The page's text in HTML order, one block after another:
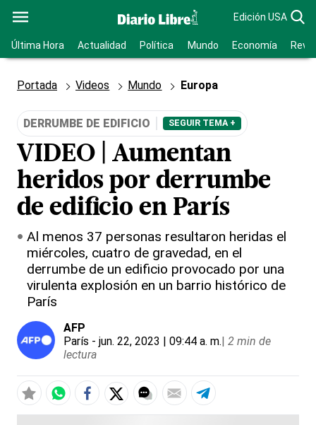
Edición USA
Última Hora Actualidad Política Mundo Economía
Portada Videos Mundo Europa
DERRUMBE DE EDIFICIO SEGUIR TEMA +
VIDEO | Aumentan
heridos por derrumbe
de edificio en París
Al menos 37 personas resultaron heridas el
miércoles, cuatro de gravedad, en el
derrumbe de un edificio provocado por una
virulenta explosión en un barrio histórico de
París
AFP
París - jun. 22, 2023 | 09:44 a. m.| 2 min de
lectura